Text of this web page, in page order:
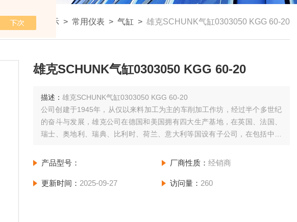
首页> 产品展示 > 常用仪表 > 气缸 > 雄克SCHUNK气缸0303050 KGG 60-20
雄克SCHUNK气缸0303050 KGG 60-20
描述：雄克SCHUNK气缸0303050 KGG 60-20
公司创建于1945年，从仅以来料加工为主的车削加工作坊，经过半个多世纪
的奋斗与发展，雄克公司在德国和美国拥有四大生产基地，在英国、法国、
瑞士、奥地利、瑞典、比利时、荷兰、意大利等国设有子公司，在包括中国
产品型号： 厂商性质： 经销商
更新时间： 2025-09-27 访问量： 260